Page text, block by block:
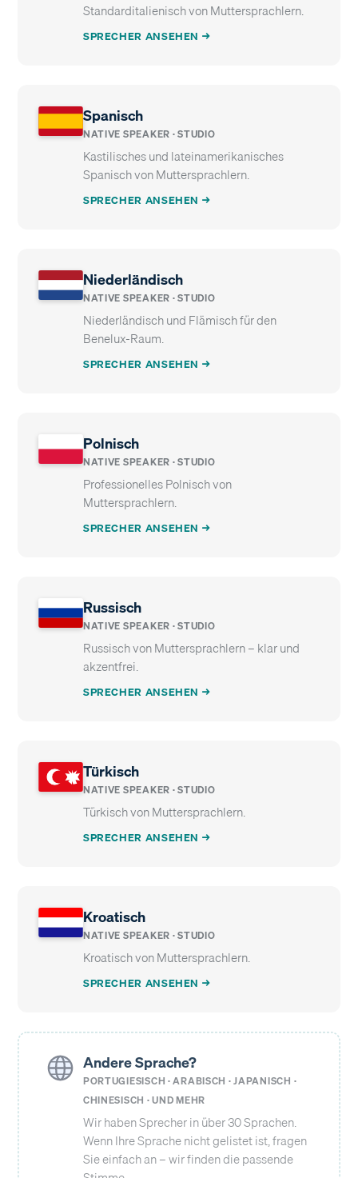
Standarditalienisch von Muttersprachlern.
SPRECHER ANSEHEN →
Spanisch
NATIVE SPEAKER · STUDIO
Kastilisches und lateinamerikanisches
Spanisch von Muttersprachlern.
SPRECHER ANSEHEN →
Niederländisch
NATIVE SPEAKER · STUDIO
Niederländisch und Flämisch für den
Benelux-Raum.
SPRECHER ANSEHEN →
Polnisch
NATIVE SPEAKER · STUDIO
Professionelles Polnisch von
Muttersprachlern.
SPRECHER ANSEHEN →
Russisch
NATIVE SPEAKER · STUDIO
Russisch von Muttersprachlern – klar und
akzentfrei.
SPRECHER ANSEHEN →
Türkisch
NATIVE SPEAKER · STUDIO
Türkisch von Muttersprachlern.
SPRECHER ANSEHEN →
Kroatisch
NATIVE SPEAKER · STUDIO
Kroatisch von Muttersprachlern.
SPRECHER ANSEHEN →
Andere Sprache?
PORTUGIESISCH · ARABISCH · JAPANISCH ·
CHINESISCH · UND MEHR
Wir haben Sprecher in über 30 Sprachen.
Wenn Ihre Sprache nicht gelistet ist, fragen
Sie einfach an – wir finden die passende